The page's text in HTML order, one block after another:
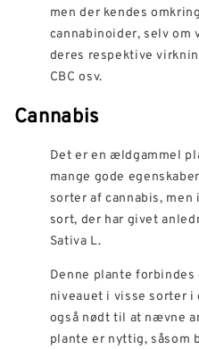
men der kendes
cannabinoider, selv om
deres respektive
CBC osv.
Cannabis
Det er en ældgammel
mange gode
sorter af cannabis,
sort, der har givet
Sativa L.
Denne plante
niveauet i visse sorter i
også nødt til at nævne
plante er nyttig, såsom